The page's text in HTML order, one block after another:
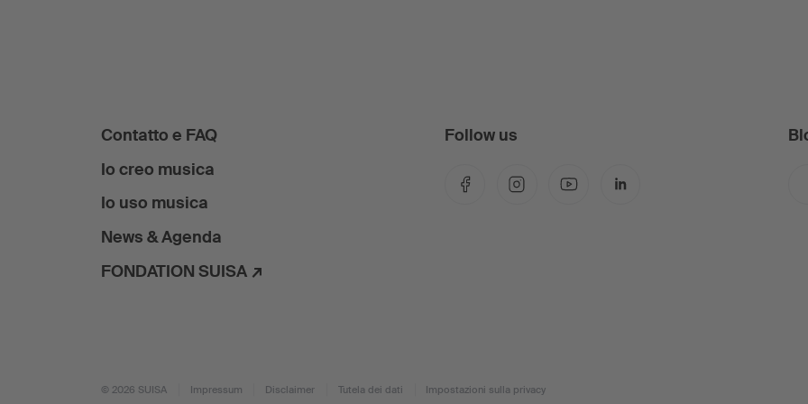
Contatto e FAQ
Io creo musica
Io uso musica
News & Agenda
FONDATION SUISA ↗
Follow us
FacebookInstagram
© 2026 SUISA Impressum Disclaimer Tutela dei dati Impostazioni sulla privacy